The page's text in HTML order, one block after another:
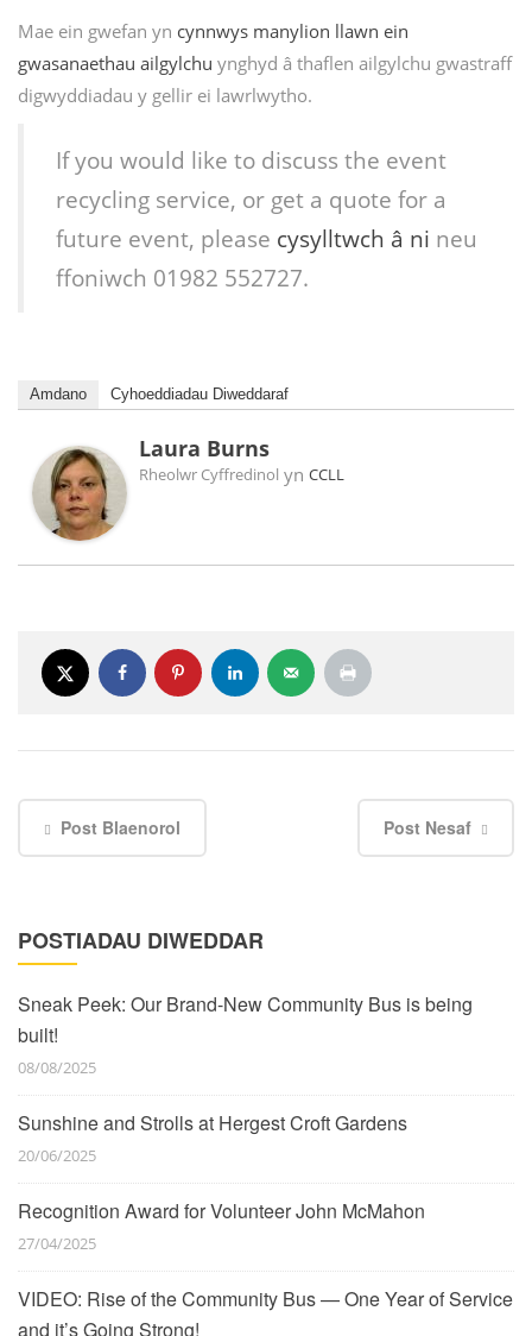
Mae ein gwefan yn cynnwys manylion llawn ein
gwasanaethau ailgylchu ynghyd â thaflen ailgylchu gwastraff
digwyddiadau y gellir ei lawrlwytho.
If you would like to discuss the event
recycling service, or get a quote for a
future event, please cysylltwch â ni neu
ffoniwch 01982 552727.
Amdano Cyhoeddiadau Diweddaraf
Laura Burns
Rheolwr Cyffredinol yn CCLL
Post Blaenorol Post Nesaf
POSTIADAU DIWEDDAR
Sneak Peek: Our Brand-New Community Bus is being
built!
08/08/2025
Sunshine and Strolls at Hergest Croft Gardens
20/06/2025
Recognition Award for Volunteer John McMahon
27/04/2025
VIDEO: Rise of the Community Bus — One Year of Service
and it’s Going Strong!